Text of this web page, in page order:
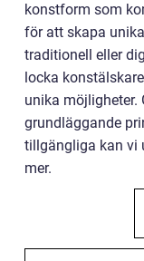
konstform som
för att skapa
traditionell eller
locka
unika möjligheter.
grundläggande
tillgängliga kan vi
mer.